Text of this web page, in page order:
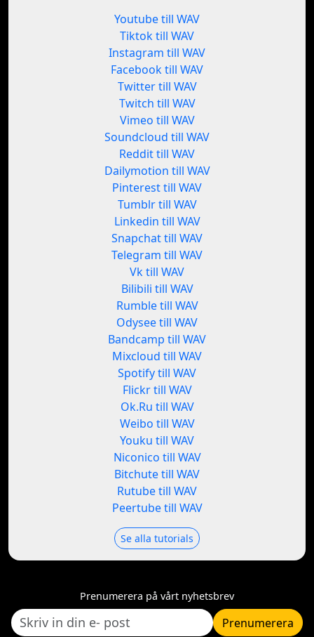
Youtube till WAV
Tiktok till WAV
Instagram till WAV
Facebook till WAV
Twitter till WAV
Twitch till WAV
Vimeo till WAV
Soundcloud till WAV
Reddit till WAV
Dailymotion till WAV
Pinterest till WAV
Tumblr till WAV
Linkedin till WAV
Snapchat till WAV
Telegram till WAV
Vk till WAV
Bilibili till WAV
Rumble till WAV
Odysee till WAV
Bandcamp till WAV
Mixcloud till WAV
Spotify till WAV
Flickr till WAV
Ok.Ru till WAV
Weibo till WAV
Youku till WAV
Niconico till WAV
Bitchute till WAV
Rutube till WAV
Peertube till WAV
Se alla tutorials
Prenumerera på vårt nyhetsbrev
Prenumerera